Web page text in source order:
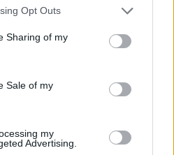
Opt Outs
Sharing of my
Sale of my
my
Advertising.
το λεξιλόγιο, έχει
χαθεί χαρακτηριστικά
αυτονόητα.
κουλτούρα και μια
έννοια του όρου»,
παραδείγματα πολιτικές
Σάκης Πεπονής και ο